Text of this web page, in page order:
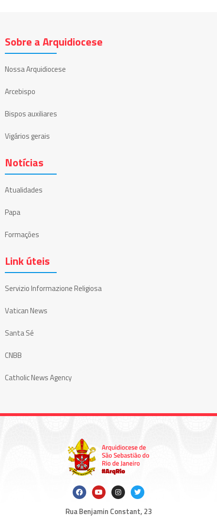
Sobre a Arquidiocese
Nossa Arquidiocese
Arcebispo
Bispos auxiliares
Vigários gerais
Notícias
Atualidades
Papa
Formações
Link úteis
Servizio Informazione Religiosa
Vatican News
Santa Sé
CNBB
Catholic News Agency
Rua Benjamin Constant, 23